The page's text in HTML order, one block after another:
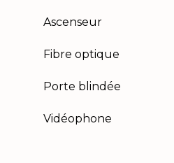
Ascenseur
Fibre optique
Porte blindée
Vidéophone